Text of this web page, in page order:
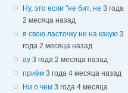
Ну, это если "не бит, не 3 года
2 месяца назад
я свою ласточку ни на какую 3
года 2 месяца назад
ау 3 года 2 месяца назад
приём 3 года 4 месяца назад
Ни о чем 3 года 4 месяца